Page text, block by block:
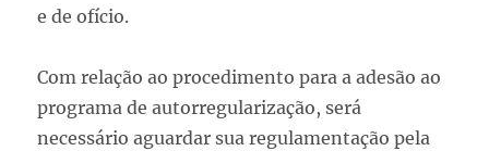
e de ofício.
Com relação ao procedimento para a adesão ao
programa de autorregularização, será
necessário aguardar sua regulamentação pela